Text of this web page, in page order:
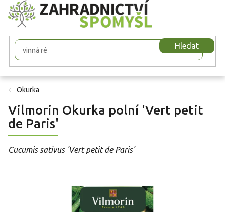
Přejít
na
obsah
Hledat
Okurka
Vilmorin Okurka polní 'Vert petit
de Paris'
Cucumis sativus 'Vert petit de Paris'